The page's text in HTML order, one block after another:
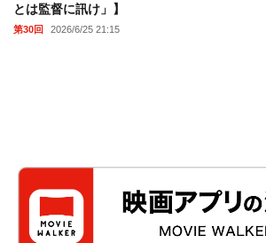
とは監督に訊け」】
第30回 2026/6/25 21:15